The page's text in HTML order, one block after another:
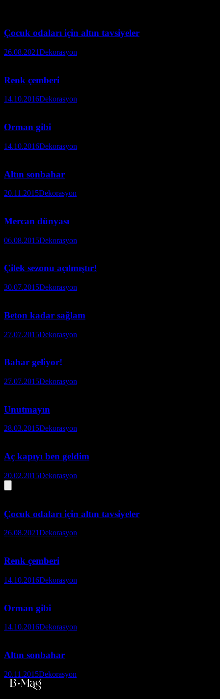
Çocuk odaları için altın tavsiyeler
26.08.2021Dekorasyon
Renk çemberi
14.10.2016Dekorasyon
Orman gibi
14.10.2016Dekorasyon
Altın sonbahar
20.11.2015Dekorasyon
Mercan dünyası
06.08.2015Dekorasyon
Çilek sezonu açılmıştır!
30.07.2015Dekorasyon
Beton kadar sağlam
27.07.2015Dekorasyon
Bahar geliyor!
27.07.2015Dekorasyon
Unutmayın
28.03.2015Dekorasyon
Aç kapıyı ben geldim
20.02.2015Dekorasyon
Çocuk odaları için altın tavsiyeler
26.08.2021Dekorasyon
Renk çemberi
14.10.2016Dekorasyon
Orman gibi
14.10.2016Dekorasyon
Altın sonbahar
20.11.2015Dekorasyon